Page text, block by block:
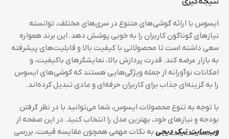
ایسوس با ارائه گوشی‌های متنوع در سری‌های مختلف، توانسته
نیازهای گوناگون کاربران را به خوبی پوشش دهد. این برند همواره
سعی داشته است تا محصولاتی با کیفیت بالا و قابلیت‌های پیشرفته
به بازار عرضه کند. قدرت پردازش بالا، نمایشگرهای باکیفیت، و
امکانات نوآورانه از جمله ویژگی‌هایی هستند که گوشی‌های ایسوس
را به گزینه‌ای جذاب برای کاربران حرفه‌ای و عادی تبدیل کرده‌اند.
با توجه به تنوع محصولات ایسوس، شما می‌توانید با در نظر گرفتن
بودجه و نیازهای خود، بهترین مدل را انتخاب کنید. در این صفحه از
وب‌سایت نیک دیجی به نکات مهمی همچون مقایسه قیمت، بررسی